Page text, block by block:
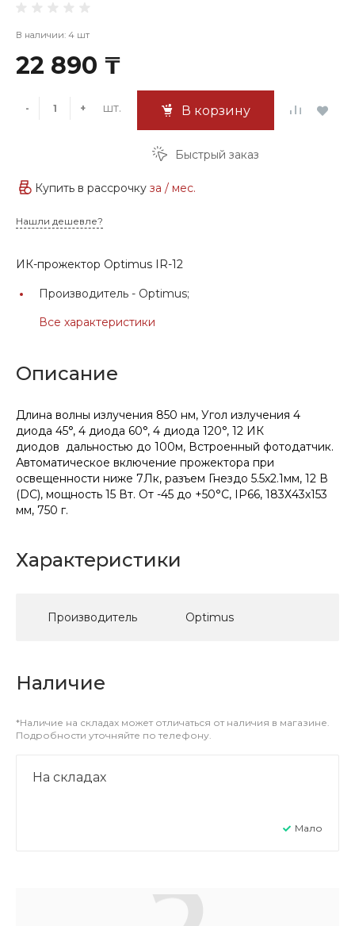
В наличии: 4 шт
22 890 ₸
- + шт. В корзину
Быстрый заказ
Купить в рассрочку за / мес.
Нашли дешевле?
ИК-прожектор Optimus IR-12
Производитель - Optimus;
Все характеристики
Описание
Длина волны излучения 850 нм, Угол излучения 4
диода 45°, 4 диода 60°, 4 диода 120°, 12 ИК
диодов дальностью до 100м, Встроенный фотодатчик.
Автоматическое включение прожектора при
освещенности ниже 7Лк, разъем Гнездо 5.5х2.1мм, 12 В
(DC), мощность 15 Вт. От -45 до +50°С, IP66, 183Х43х153
мм, 750 г.
Характеристики
Производитель Optimus
Наличие
*Наличие на складах может отличаться от наличия в магазине.
Подробности уточняйте по телефону.
На складах
Мало